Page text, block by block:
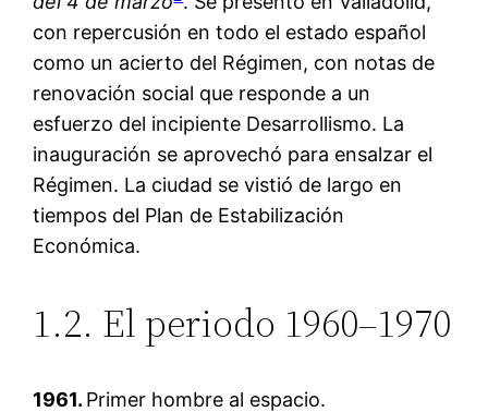
con repercusión en todo el estado español
como un acierto del Régimen, con notas de
renovación social que responde a un
esfuerzo del incipiente Desarrollismo. La
inauguración se aprovechó para ensalzar el
Régimen. La ciudad se vistió de largo en
tiempos del Plan de Estabilización
Económica.
1.2. El periodo 1960–1970
1961. Primer hombre al espacio.